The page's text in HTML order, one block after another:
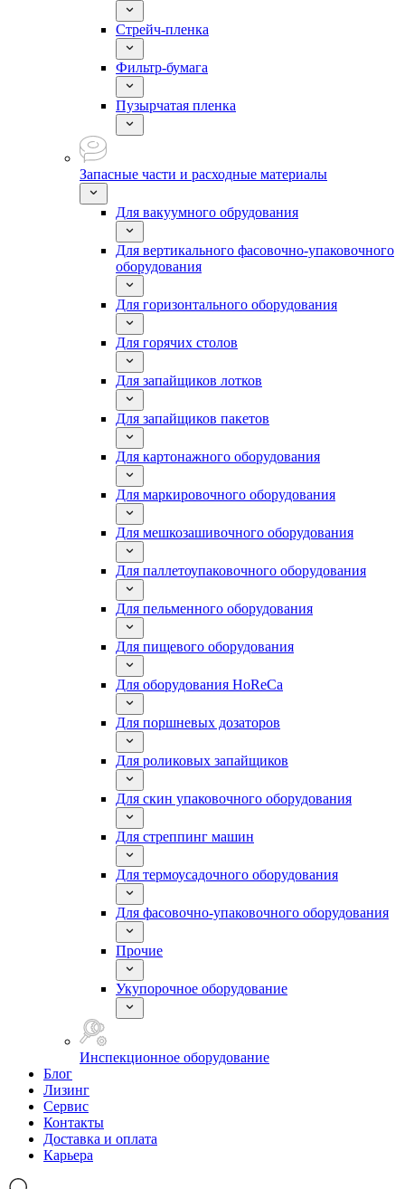
Стрейч-пленка
Фильтр-бумага
Пузырчатая пленка
Запасные части и расходные материалы
Для вакуумного обрудования
Для вертикального фасовочно-упаковочного
оборудования
Для горизонтального оборудования
Для горячих столов
Для запайщиков лотков
Для запайщиков пакетов
Для картонажного оборудования
Для маркировочного оборудования
Для мешкозашивочного оборудования
Для паллетоупаковочного оборудования
Для пельменного оборудования
Для пищевого оборудования
Для оборудования HoReCa
Для поршневых дозаторов
Для роликовых запайщиков
Для скин упаковочного оборудования
Для стреппинг машин
Для термоусадочного оборудования
Для фасовочно-упаковочного оборудования
Прочие
Укупорочное оборудование
Инспекционное оборудование
Блог
Лизинг
Сервис
Контакты
Доставка и оплата
Карьера